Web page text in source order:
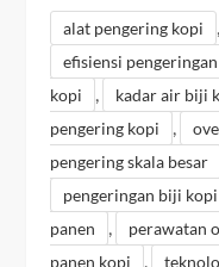
alat pengering kopi ,
efisiensi
kopi
, kadar air biji
pengering kopi
,
pengering skala besar
pengeringan biji
panen
, perawatan
panen kopi
,